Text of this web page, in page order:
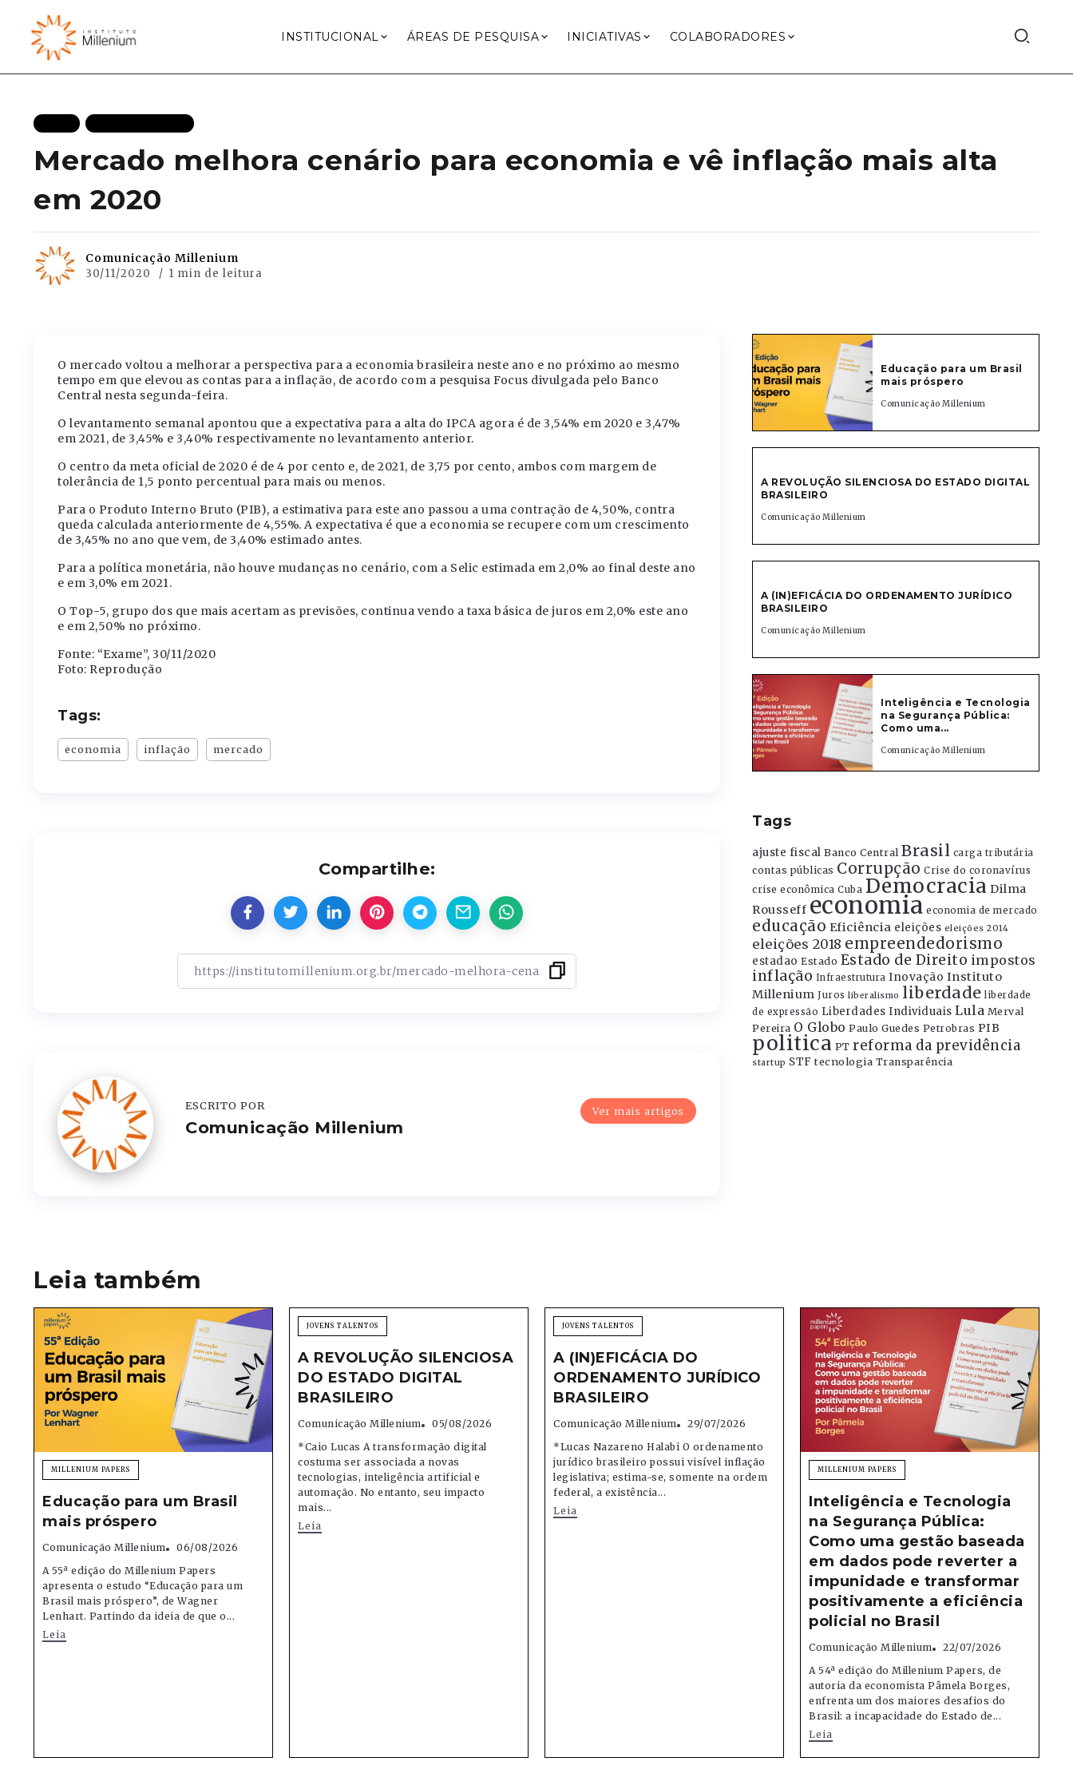
INSTITUCIONAL ÁREAS DE PESQUISA INICIATIVAS COLABORADORES
Mercado melhora cenário para economia e vê inflação mais alta
em 2020
Comunicação Millenium
30/11/2020 1 min de leitura
O mercado voltou a melhorar a perspectiva para a economia brasileira neste ano e no próximo ao mesmo
tempo em que elevou as contas para a inflação, de acordo com a pesquisa Focus divulgada pelo Banco
Central nesta segunda-feira.
O levantamento semanal apontou que a expectativa para a alta do IPCA agora é de 3,54% em 2020 e 3,47%
em 2021, de 3,45% e 3,40% respectivamente no levantamento anterior.
O centro da meta oficial de 2020 é de 4 por cento e, de 2021, de 3,75 por cento, ambos com margem de
tolerância de 1,5 ponto percentual para mais ou menos.
Para o Produto Interno Bruto (PIB), a estimativa para este ano passou a uma contração de 4,50%, contra
queda calculada anteriormente de 4,55%. A expectativa é que a economia se recupere com um crescimento
de 3,45% no ano que vem, de 3,40% estimado antes.
Para a política monetária, não houve mudanças no cenário, com a Selic estimada em 2,0% ao final deste ano
e em 3,0% em 2021.
O Top-5, grupo dos que mais acertam as previsões, continua vendo a taxa básica de juros em 2,0% este ano
e em 2,50% no próximo.
Fonte: “Exame”, 30/11/2020
Foto: Reprodução
Tags:
economia inflação mercado
Compartilhe:
Ver mais artigos
ESCRITO POR
Comunicação Millenium
Educação para um Brasil
mais próspero
Comunicação Millenium
A REVOLUÇÃO SILENCIOSA DO ESTADO DIGITAL
BRASILEIRO
Comunicação Millenium
A (IN)EFICÁCIA DO ORDENAMENTO JURÍDICO
BRASILEIRO
Comunicação Millenium
Inteligência e Tecnologia
na Segurança Pública:
Como uma...
Comunicação Millenium
Tags
ajuste fiscal Banco Central Brasil carga tributária
contas públicas Corrupção Crise do coronavírus
crise econômica Cuba Democracia Dilma
Rousseff economia economia de mercado
educação Eficiência eleições eleições 2014
eleições 2018 empreendedorismo
estadao Estado Estado de Direito impostos
inflação Infraestrutura Inovação Instituto
Millenium Juros liberalismo liberdade liberdade
de expressão Liberdades Individuais Lula Merval
Pereira O Globo Paulo Guedes Petrobras PIB
politica PT reforma da previdência
startup STF tecnologia Transparência
Leia também
MILLENIUM PAPERS
Educação para um Brasil
mais próspero
Comunicação Millenium
06/08/2026
A 55ª edição do Millenium Papers
apresenta o estudo “Educação para um
Brasil mais próspero”, de Wagner
Lenhart. Partindo da ideia de que o...
Leia
JOVENS TALENTOS
A REVOLUÇÃO SILENCIOSA
DO ESTADO DIGITAL
BRASILEIRO
Comunicação Millenium
05/08/2026
*Caio Lucas A transformação digital
costuma ser associada a novas
tecnologias, inteligência artificial e
automação. No entanto, seu impacto
mais...
Leia
JOVENS TALENTOS
A (IN)EFICÁCIA DO
ORDENAMENTO JURÍDICO
BRASILEIRO
Comunicação Millenium
29/07/2026
*Lucas Nazareno Halabi O ordenamento
jurídico brasileiro possui visível inflação
legislativa; estima-se, somente na ordem
federal, a existência...
Leia
MILLENIUM PAPERS
Inteligência e Tecnologia
na Segurança Pública:
Como uma gestão baseada
em dados pode reverter a
impunidade e transformar
positivamente a eficiência
policial no Brasil
Comunicação Millenium
22/07/2026
A 54ª edição do Millenium Papers, de
autoria da economista Pâmela Borges,
enfrenta um dos maiores desafios do
Brasil: a incapacidade do Estado de...
Leia